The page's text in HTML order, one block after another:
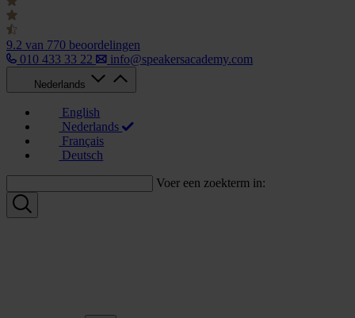
9.2 van 770 beoordelingen
010 433 33 22
info@speakersacademy.com
Nederlands
English
Nederlands
Français
Deutsch
Voer een zoekterm in: